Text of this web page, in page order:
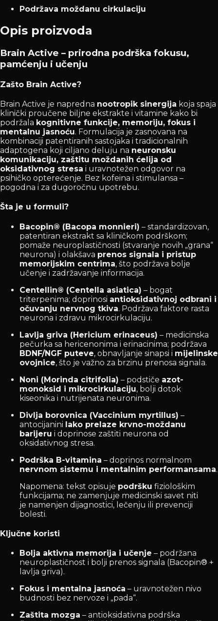
Podržava moždanu cirkulaciju
Opis proizvoda
Brain Active – prirodna podrška fokusu,
pamćenju i učenju
Zašto Brain Active?
Brain Active je napredna nootropik sinergija koja spaja
klinički proučene biljne ekstrakte i vitamine kako bi
podržala kognitivne funkcije, memoriju, fokus i
mentalnu jasnoću. Formulacija je zasnovana na
kombinaciji patentiranih sastojaka i tradicionalnih
adaptogena koji ciljano deluju na neuronsku
komunikaciju, zaštitu moždanih ćelija od
oksidativnog stresa i uravnotežen odgovor na
psihičko opterećenje. Bez kofeina i stimulansa –
pogodna i za dugoročnu upotrebu.
Šta je u formuli?
Bacopin® (Bacopa monnieri) – standardizovan,
patentiran ekstrakt sa kliničkom podrškom;
pomaže neuroplastičnosti (stvaranje novih „grana“
neurona) i olakšava prenos signala i pristup
memorijskim centrima, što podržava bolje
učenje i zadržavanje informacija.
Centellin® (Centella asiatica) – bogat
triterpenima; doprinosi antioksidativnoj odbrani i
očuvanju nervnog tkiva. Podržava faktore rasta
neurona i zdravu mikrocirkulaciju.
Lavlja griva (Hericium erinaceus) – medicinska
pečurka sa hericenonima i erinacinima; podržava
BDNF/NGF puteve, obnavljanje sinapsi i mijelinske
ovojnice, što je važno za brzinu prenosa signala.
Noni (Morinda citrifolia) – podstiče azot-
monoksid i mikrocirkulaciju, bolji dotok
kiseonika i nutrijenata neuronima.
Divlja borovnica (Vaccinium myrtillus) –
antocijanini lako prelaze krvno-moždanu
barijeru i doprinose zaštiti neurona od
oksidativnog stresa.
Podrška B-vitamina – doprinos normalnom
nervnom sistemu i mentalnim performansama.
Napomena: tekst opisuje podršku fiziološkim
funkcijama; ne zamenjuje medicinski savet niti
je namenjen dijagnostici, lečenju ili prevenciji
bolesti.
Ključne koristi
Bolja aktivna memorija i učenje – podržana
neuroplastičnost i bolji prenos signala (Bacopin® +
lavlja griva).
Fokus i mentalna jasnoća – uravnotežen nivo
budnosti bez nervoze i „pada“.
Zaštita mozga – antioksidativna podrška